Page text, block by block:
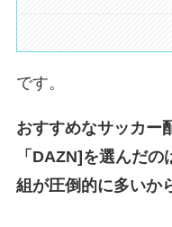
です。
おすすめなサッカー
「DAZN]を選んだ
組が圧倒的に多いか